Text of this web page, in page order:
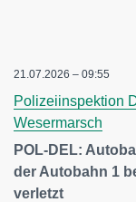
21.07.2026 – 09:55
Polizeiinspektion
Wesermarsch
POL-DEL:
der Autobahn 1
verletzt